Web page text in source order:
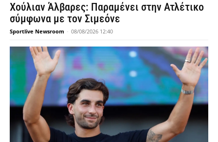
Χούλιαν Άλβαρες: Παραμένει στην Ατλέτικο
σύμφωνα με τον Σιμεόνε
Sportlive Newsroom - 08/08/2026 12:40